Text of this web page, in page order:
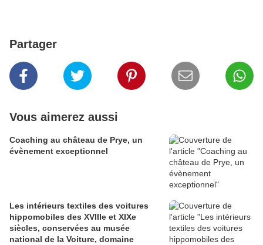
Partager
Vous aimerez aussi
Coaching au château de Prye, un
évènement exceptionnel
Les intérieurs textiles des voitures
hippomobiles des XVIIIe et XIXe
siècles, conservées au musée
national de la Voiture, domaine